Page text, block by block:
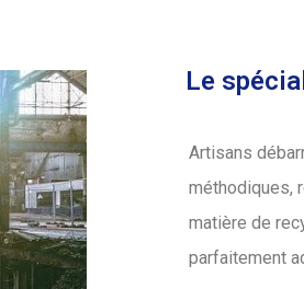
Le
Artisans
méthodiques,
matière de
parfaitement